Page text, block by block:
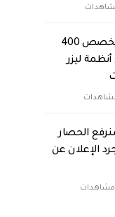
الجيش الأمريكي يخصص 400
ليزر
الحصار
الإعلان عن